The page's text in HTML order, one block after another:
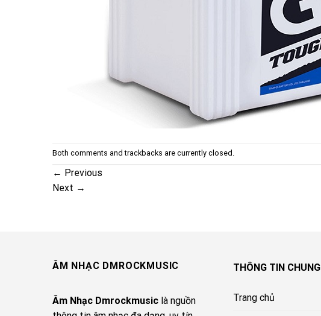
Both comments and trackbacks are currently closed.
← Previous
Next →
ÂM NHẠC DMROCKMUSIC
Âm Nhạc Dmrockmusic là nguồn
THÔNG TIN CHUNG
Trang chủ